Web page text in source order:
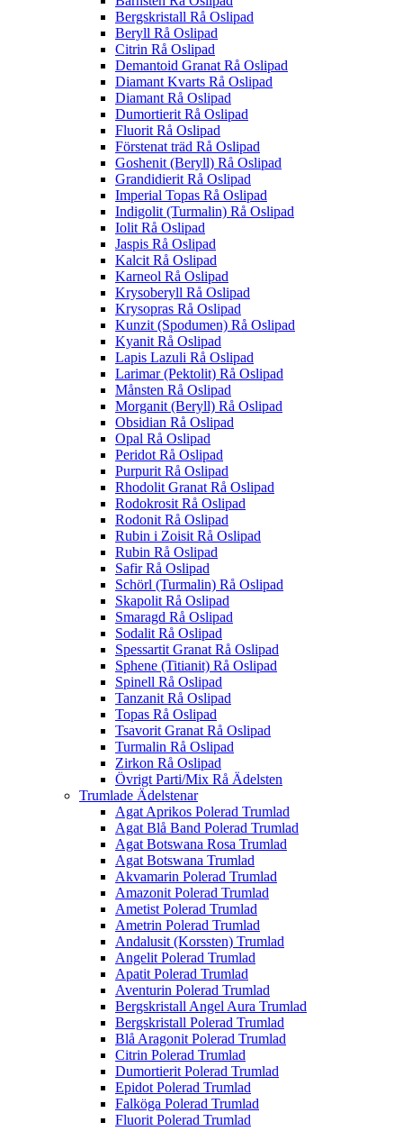
Bergskristall Rå Oslipad
Beryll Rå Oslipad
Citrin Rå Oslipad
Demantoid Granat Rå Oslipad
Diamant Kvarts Rå Oslipad
Diamant Rå Oslipad
Dumortierit Rå Oslipad
Fluorit Rå Oslipad
Förstenat träd Rå Oslipad
Goshenit (Beryll) Rå Oslipad
Grandidierit Rå Oslipad
Imperial Topas Rå Oslipad
Indigolit (Turmalin) Rå Oslipad
Iolit Rå Oslipad
Jaspis Rå Oslipad
Kalcit Rå Oslipad
Karneol Rå Oslipad
Krysoberyll Rå Oslipad
Krysopras Rå Oslipad
Kunzit (Spodumen) Rå Oslipad
Kyanit Rå Oslipad
Lapis Lazuli Rå Oslipad
Larimar (Pektolit) Rå Oslipad
Månsten Rå Oslipad
Morganit (Beryll) Rå Oslipad
Obsidian Rå Oslipad
Opal Rå Oslipad
Peridot Rå Oslipad
Purpurit Rå Oslipad
Rhodolit Granat Rå Oslipad
Rodokrosit Rå Oslipad
Rodonit Rå Oslipad
Rubin i Zoisit Rå Oslipad
Rubin Rå Oslipad
Safir Rå Oslipad
Schörl (Turmalin) Rå Oslipad
Skapolit Rå Oslipad
Smaragd Rå Oslipad
Sodalit Rå Oslipad
Spessartit Granat Rå Oslipad
Sphene (Titianit) Rå Oslipad
Spinell Rå Oslipad
Tanzanit Rå Oslipad
Topas Rå Oslipad
Tsavorit Granat Rå Oslipad
Turmalin Rå Oslipad
Zirkon Rå Oslipad
Övrigt Parti/Mix Rå Ädelsten
Trumlade Ädelstenar
Agat Aprikos Polerad Trumlad
Agat Blå Band Polerad Trumlad
Agat Botswana Rosa Trumlad
Agat Botswana Trumlad
Akvamarin Polerad Trumlad
Amazonit Polerad Trumlad
Ametist Polerad Trumlad
Ametrin Polerad Trumlad
Andalusit (Korssten) Trumlad
Angelit Polerad Trumlad
Apatit Polerad Trumlad
Aventurin Polerad Trumlad
Bergskristall Angel Aura Trumlad
Bergskristall Polerad Trumlad
Blå Aragonit Polerad Trumlad
Citrin Polerad Trumlad
Dumortierit Polerad Trumlad
Epidot Polerad Trumlad
Falköga Polerad Trumlad
Fluorit Polerad Trumlad